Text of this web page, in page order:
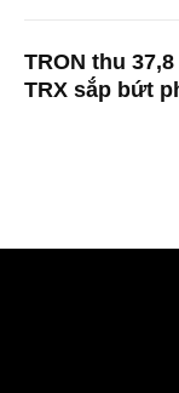
TRON thu
TRX sắp bứt